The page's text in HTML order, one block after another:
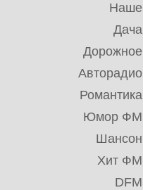
Наше
Дача
Дорожное
Авторадио
Романтика
Юмор ФМ
Шансон
Хит ФМ
DFM